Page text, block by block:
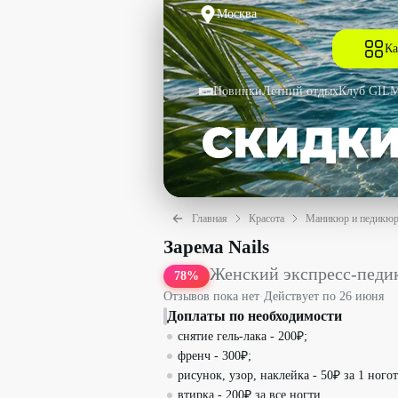
Москва
НовинкиЛетний отдыхКлуб
Главная Красота Маникюр и педикюр
Женский экспресс-педикюр со
Зарема Nails
78% Женский экспресс-
Отзывов пока нет·Действует по 26 июня
Доплаты по необходимости
снятие гель-лака - 200₽;
френч - 300₽;
рисунок, узор, наклейка - 50₽ за 1
втирка - 200₽ за все ногти.